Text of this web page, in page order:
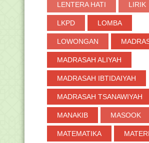
LENTERA HATI LIRIK
LKPD LOMBA
LOWONGAN
MADRASAH ALIYAH
MADRASAH IBTIDAIYAH
MADRASAH TSANAWIYAH
MANAKIB MASOOK
MATEMATIKA MATERI